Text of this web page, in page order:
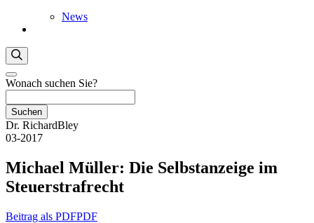
News
Wonach suchen Sie?
Suchen
Dr. RichardBley
03-2017
Michael Müller: Die Selbstanzeige im
Steuerstrafrecht
Beitrag als PDFPDF